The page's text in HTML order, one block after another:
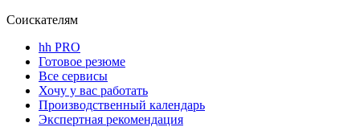
Соискателям
hh PRO
Готовое резюме
Все сервисы
Хочу у вас работать
Производственный календарь
Экспертная рекомендация